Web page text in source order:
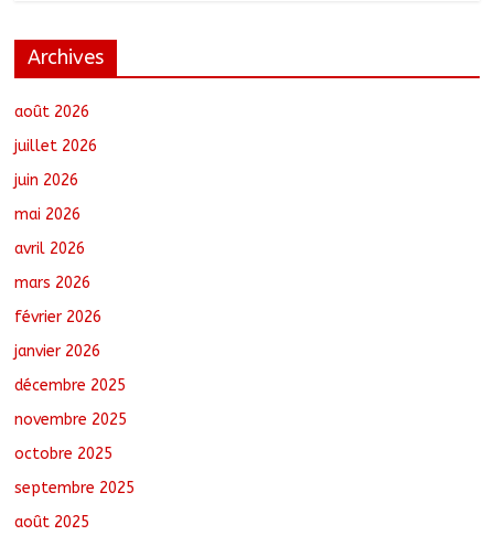
Rural
Archives
août 2026
juillet 2026
juin 2026
mai 2026
avril 2026
mars 2026
février 2026
janvier 2026
décembre 2025
novembre 2025
octobre 2025
septembre 2025
août 2025